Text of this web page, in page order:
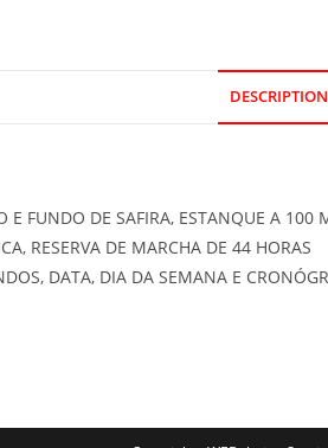
DESCRIPTION
FUNDO DE SAFIRA, ESTANQUE A 100
RESERVA DE MARCHA DE 44 HORAS
DATA, DIA DA SEMANA E